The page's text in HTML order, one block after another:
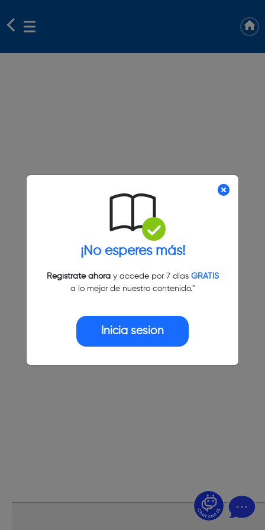
¡No esperes más!
Regístrate ahoray accede por 7 días GRATIS
a lo mejor de nuestro contenido."
Inicia sesión